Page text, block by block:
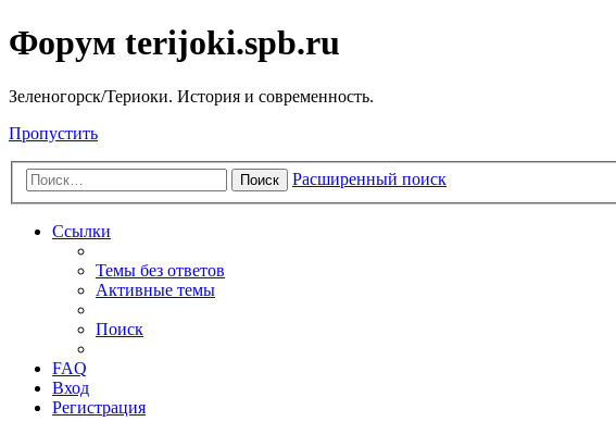
Форум terijoki.spb.ru
Зеленогорск/Териоки. История и современность.
Пропустить
Поиск Расширенный поиск
Ссылки
Темы без ответов
Активные темы
Поиск
FAQ
Вход
Регистрация